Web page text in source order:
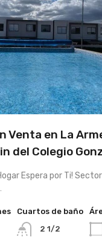
Venta en La
del Colegio
Espera por Ti!
Cuartos de baño
2 1/2